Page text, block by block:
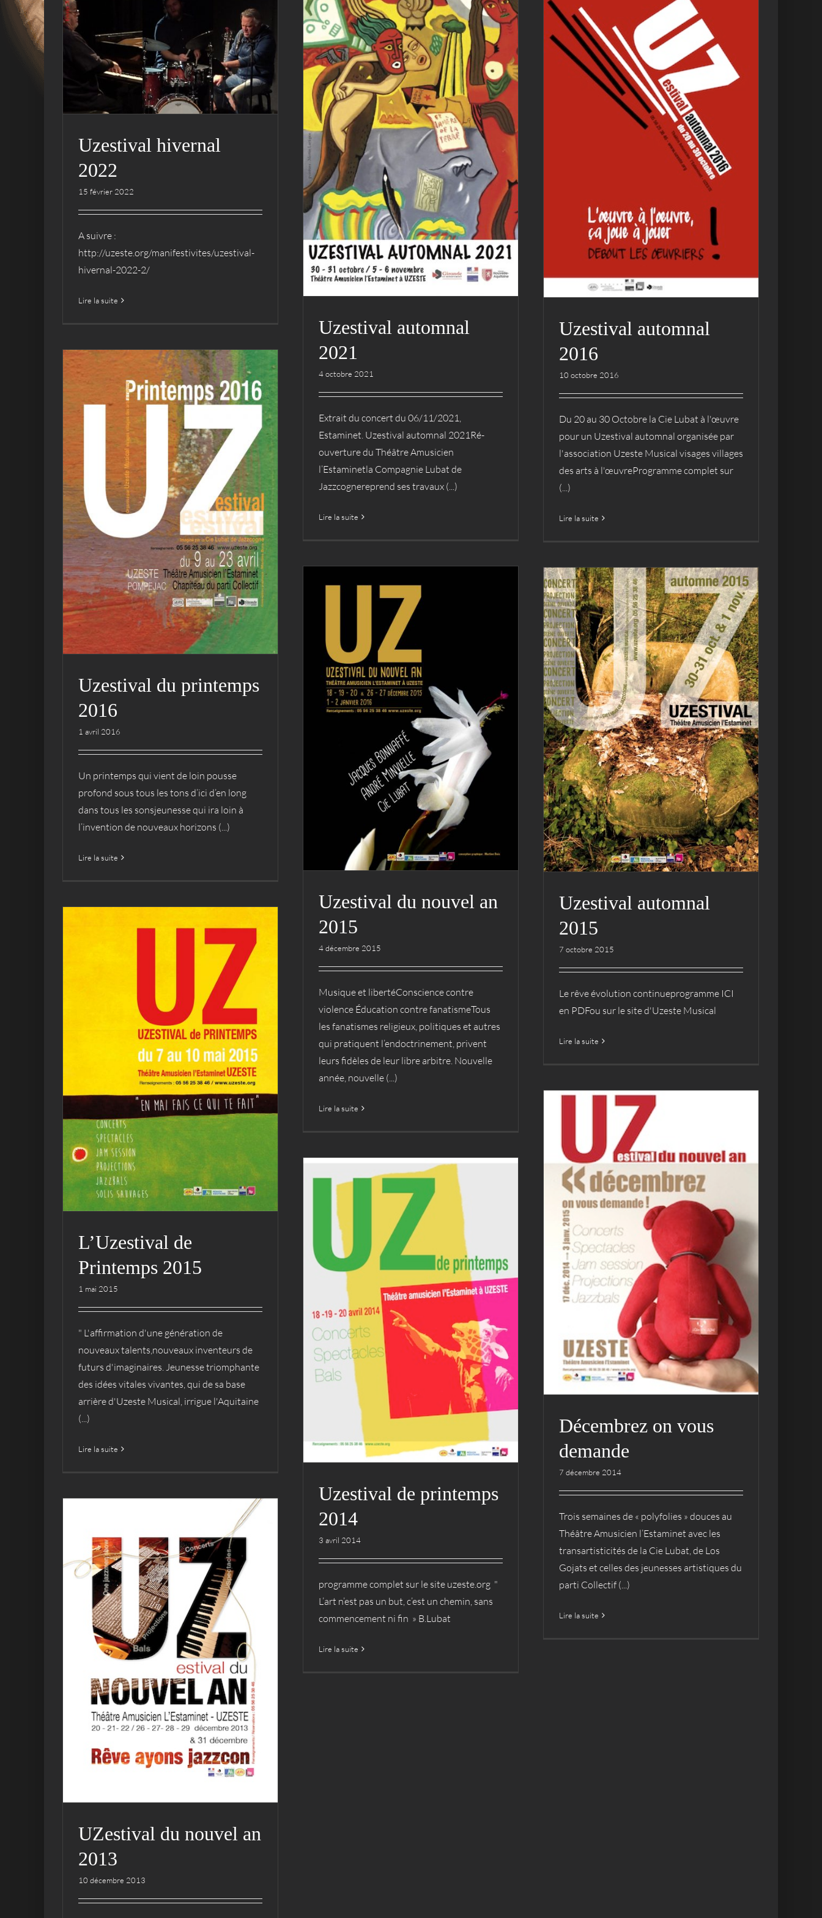
Uzestival hivernal 2022
Actualités Uzestival Vidéos
Uzestival hivernal
2022
15 février 2022
A suivre :
http://uzeste.org/manifestivites/uzestival-
hivernal-2022-2/
Lire la suite
Uzestival automnal
2021
Actualités Uzestival
Uzestival automnal
2021
4 octobre 2021
Extrait du concert du 06/11/2021,
Estaminet. Uzestival automnal 2021Ré-
ouverture du Théâtre Amusicien
l’Estaminetla Compagnie Lubat de
Jazzcognereprend ses travaux (...)
Lire la suite
Uzestival automnal
2016
Uzestival
Uzestival automnal
2016
10 octobre 2016
Du 20 au 30 Octobre la Cie Lubat à l'œuvre
pour un Uzestival automnal organisée par
l'association Uzeste Musical visages villages
des arts à l'œuvreProgramme complet sur
(...)
Lire la suite
Uzestival du printemps
2016
L'ENCHANTIER Uzestival
Uzestival du printemps
2016
1 avril 2016
Un printemps qui vient de loin pousse
profond sous tous les tons d’ici d’en long
dans tous les sonsjeunesse qui ira loin à
l’invention de nouveaux horizons (...)
Lire la suite
Uzestival du nouvel an
2015
L'ENCHANTIER Uzestival
Uzestival du nouvel an
2015
4 décembre 2015
Musique et libertéConscience contre
violence Éducation contre fanatismeTous
les fanatismes religieux, politiques et autres
qui pratiquent l’endoctrinement, privent
leurs fidèles de leur libre arbitre. Nouvelle
année, nouvelle (...)
Lire la suite
Uzestival automnal
2015
Archives L'ENCHANTIER Uzestival
Uzestival automnal
2015
7 octobre 2015
Le rêve évolution continueprogramme ICI
en PDFou sur le site d'Uzeste Musical
Lire la suite
L’Uzestival de Printemps
2015
Archives Uzestival
L’Uzestival de
Printemps 2015
1 mai 2015
" L'affirmation d'une génération de
nouveaux talents,nouveaux inventeurs de
futurs d'imaginaires. Jeunesse triomphante
des idées vitales vivantes, qui de sa base
arrière d'Uzeste Musical, irrigue l'Aquitaine
(...)
Lire la suite
Décembrez on vous
demande
Archives Uzestival
Décembrez on vous
demande
7 décembre 2014
Trois semaines de « polyfolies » douces au
Théâtre Amusicien l’Estaminet avec les
transartisticités de la Cie Lubat, de Los
Gojats et celles des jeunesses artistiques du
parti Collectif (...)
Lire la suite
Uzestival de printemps
2014
Archives L'ENCHANTIER Uzestival
Uzestival de printemps
2014
3 avril 2014
programme complet sur le site uzeste.org "
L’art n’est pas un but, c’est un chemin, sans
commencement ni fin » B.Lubat
Lire la suite
UZestival du nouvel an
2013
Archives L'ENCHANTIER Uzestival
UZestival du nouvel an
2013
10 décembre 2013